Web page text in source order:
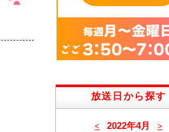
放送日から探す
< 2022年4月
>